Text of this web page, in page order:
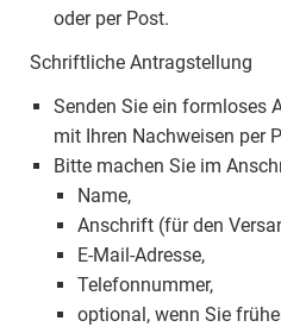
oder per Post.
Schriftliche Antragstellung
Senden Sie ein formloses
mit Ihren Nachweisen per
Bitte machen Sie im
Name,
Anschrift (für den
E-Mail-Adresse,
Telefonnummer,
optional, wenn Sie